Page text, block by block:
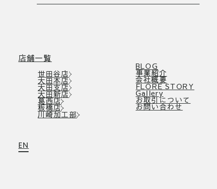
店舗一覧
世田谷店
大田本店
大田支店
大田新店
葛西店
板橋店
川崎加工部
BLOG
事業紹介
会社概要
FLORE STORY
Gallery
お取引について
お問い合わせ
EN